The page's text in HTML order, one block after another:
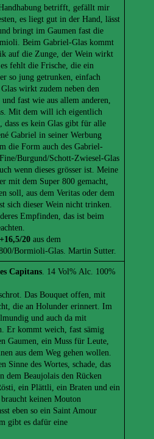
betrifft, gefällt mir
es liegt gut in der Hand, lässt
bringt im Gaumen fast die
Beim Gabriel-Glas kommt
auf die Zunge, der Wein wirkt
fehlt die Frische, die ein
so jung getrunken, einfach
wirkt zudem neben den
fast wie aus allem anderen,
Mit dem will ich eigentlich
dass es kein Glas gibt für alle
Gabriel in seiner Werbung
die Form auch des Gabriel-
Burgund/Schott-Zwiesel-Glas
wenn dieses grösser ist. Meine
mit dem Super 800 gemacht,
soll, aus dem Veritas oder dem
sich dieser Wein nicht trinken.
Empfinden, das ist beim
+16,5/20 aus dem
Bormioli-Glas. Martin Sutter.
Capitans . 14 Vol% Alc. 100%
Das Bouquet offen, mit
die an Holunder erinnert. Im
und auch da mit
Er kommt weich, fast sämig
Gaumen, ein Muss für Leute,
aus dem Weg gehen wollen.
Sinne des Wortes, schade, das
dem Beaujolais den Rücken
ein Plättli, ein Braten und ein
keinen Mouton
eben so ein Saint Amour
gibt es dafür eine